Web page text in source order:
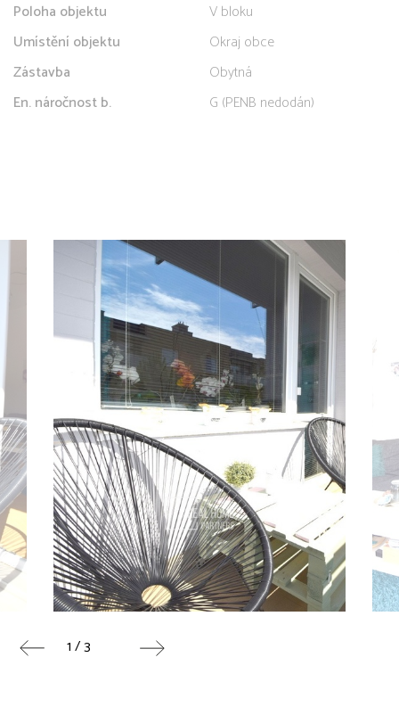
Poloha objektu
V bloku
Umístění objektu
Okraj obce
Zástavba
Obytná
En. náročnost b.
G (PENB nedodán)
1 / 3